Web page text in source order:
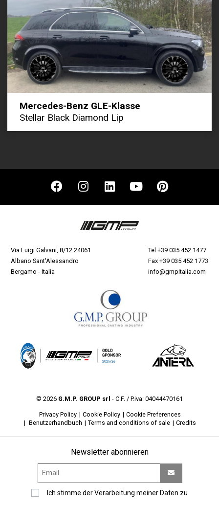
Mercedes-Benz GLE-Klasse
Stellar Black Diamond Lip
Via Luigi Galvani, 8/12 24061
Albano Sant'Alessandro
Bergamo - Italia
Tel +39 035 452 1477
Fax +39 035 452 1773
info@gmpitalia.com
© 2026 G.M.P. GROUP srl - C.F. / P.iva: 04044470161
Privacy Policy Cookie Policy
Cookie Preferences
Benutzerhandbuch
Terms and conditions of sale Credits
Newsletter abonnieren
Ich stimme der Verarbeitung meiner Daten zu